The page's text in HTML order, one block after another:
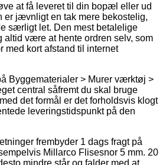
at få leveret til din bopæl eller ud
er jævnligt en tak mere bekostelig,
særligt let. Den mest betalelige
altid være at hente ordren selv, som
med kort afstand til internet
Byggematerialer > Murer værktøj >
central såfremt du skal bruge
det formål er det forholdsvis klogt
leveringstidspunkt på den
frembyder 1 dags fragt på
Millarco Flisesnor 5 mm. 20
mindre står og falder med at